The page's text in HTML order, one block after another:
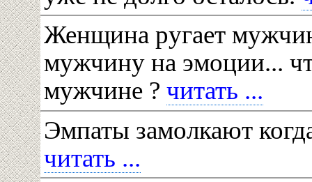
Женщина ругает
мужчину на эмоции...
мужчине ? читать ...
Эмпаты замолкают
читать ...